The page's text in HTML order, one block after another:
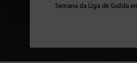
Semana da Liga de Guilda